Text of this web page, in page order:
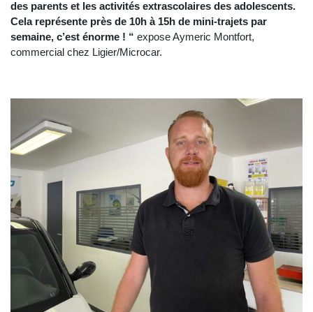
des parents et les activités extrascolaires des adolescents.
Cela représente près de 10h à 15h de mini-trajets par
semaine, c’est énorme ! “ expose Aymeric Montfort,
commercial chez Ligier/Microcar.